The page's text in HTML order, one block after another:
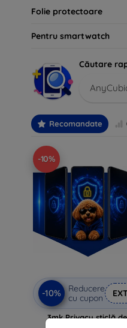
Folie protectoare
Pentru smartwatch
Căutare
Recomandate
-10%
-10%
Reducere
cu cupon
3mk Privacy sticlă